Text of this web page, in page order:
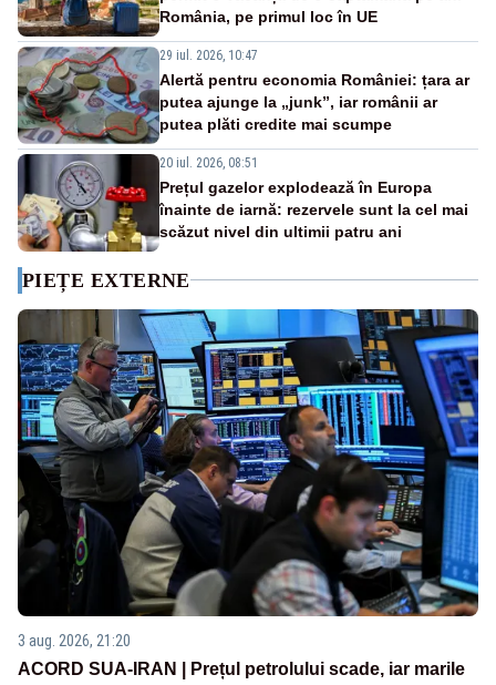
România, pe primul loc în UE
29 iul. 2026, 10:47
Alertă pentru economia României: țara ar
putea ajunge la „junk”, iar românii ar
putea plăti credite mai scumpe
20 iul. 2026, 08:51
Prețul gazelor explodează în Europa
înainte de iarnă: rezervele sunt la cel mai
scăzut nivel din ultimii patru ani
PIEȚE EXTERNE
3 aug. 2026, 21:20
ACORD SUA-IRAN | Prețul petrolului scade, iar marile